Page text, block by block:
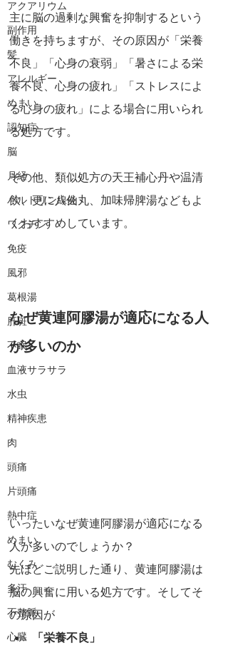
アクアリウム
副作用
髪
アレルギー
めまい
認知症
脳
月経
バルトリン線炎
ワクチン
免疫
風邪
葛根湯
肝斑
不眠
血液サラサラ
水虫
精神疾患
肉
頭痛
片頭痛
熱中症
めまい
むくみ
多汗
不整脈
心臓
主に脳の過剰な興奮を抑制するという
働きを持ちますが、その原因が「栄養
不良」「心身の衰弱」「暑さによる栄
養不良、心身の疲れ」「ストレスによ
る心身の疲れ」による場合に用いられ
る処方です。
その他、類似処方の天王補心丹や温清
飲、更に八仙丸、加味帰脾湯などもよ
くおすすめしています。
なぜ黄連阿膠湯が適応になる人
が多いのか
いったいなぜ黄連阿膠湯が適応になる
人が多いのでしょうか？
先ほどご説明した通り、黄連阿膠湯は
脳の興奮に用いる処方です。そしてそ
の原因が
「栄養不良」